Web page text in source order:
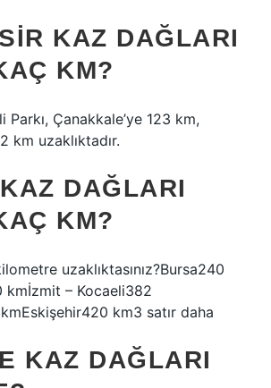
KAZ DAĞLARI
KM?
Parkı, Çanakkale’ye 123 km,
km uzaklıktadır.
DAĞLARI
KM?
uzaklıktasınız?Bursa240
kmİzmit – Kocaeli382
km3 satır daha
KAZ DAĞLARI